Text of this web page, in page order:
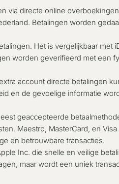
via directe online
Betalingen worden
Het is vergelijkbaar met
worden geverifieerd met een
account directe betalingen
en de gevoelige informatie
geaccepteerde
Maestro, MasterCard, en
en betrouwbare transacties.
Inc. die snelle en veilige
maar wordt een uniek